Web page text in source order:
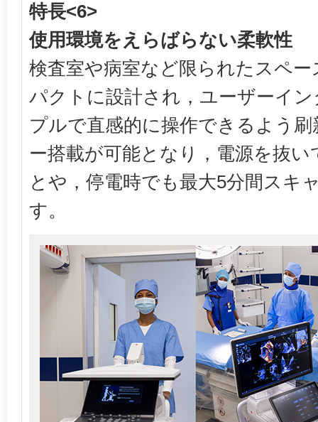
特長<6>
使用環境をえらばらない柔軟性
検査室や病室など限られたスペ
パクトに設計され，ユーザーイ
プルで直感的に操作できるよう
ー搭載が可能となり，電源を抜
とや，停電時でも最大5分間スキ
す。